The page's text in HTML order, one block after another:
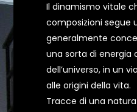
Il dinamismo vitale
composizioni segue
generalmente
una sorta di energia
dell’universo, in un
alle origini della vita.
Tracce di una